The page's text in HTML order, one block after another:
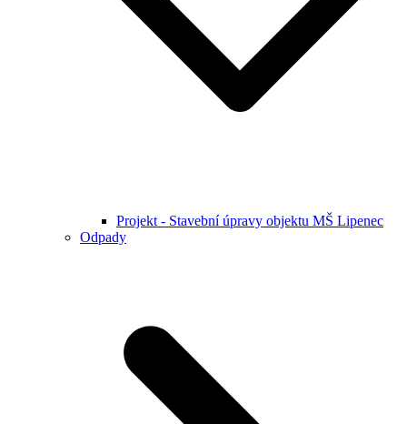
Projekt - Stavební úpravy objektu MŠ Lipenec
Odpady